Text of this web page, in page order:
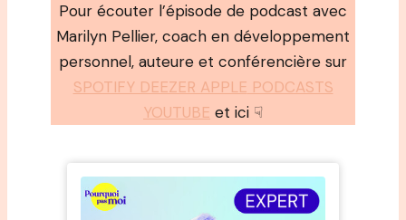
Pour écouter l’épisode de podcast avec
Marilyn Pellier, coach en développement
personnel, auteure et conférencière sur
SPOTIFY DEEZER APPLE PODCASTS
YOUTUBE et ici ☟